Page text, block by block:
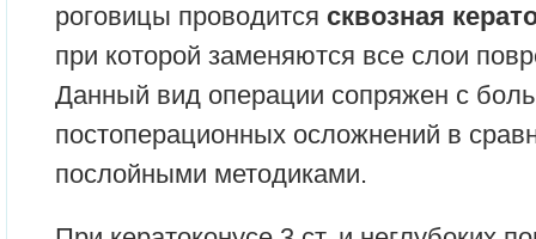
роговицы проводится сквозная
при которой заменяются все слои
Данный вид операции сопряжен с
постоперационных осложнений в
послойными методиками.